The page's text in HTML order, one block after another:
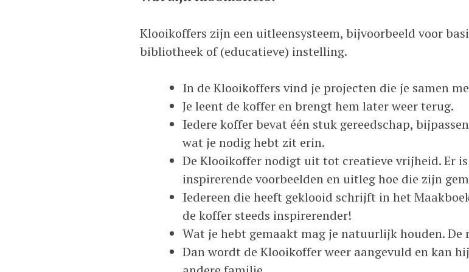
Klooikoffers zijn een uitleensysteem, bijvoorbeeld voor
bibliotheek of (educatieve) instelling.
In de Klooikoffers vind je projecten die je samen
Je leent de koffer en brengt hem later weer terug.
Iedere koffer bevat één stuk gereedschap,
wat je nodig hebt zit erin.
De Klooikoffer nodigt uit tot creatieve vrijheid. Er
inspirerende voorbeelden en uitleg hoe die zijn
Iedereen die heeft geklooid schrijft in het
de koffer steeds inspirerender!
Wat je hebt gemaakt mag je natuurlijk houden. De
Dan wordt de Klooikoffer weer aangevuld en kan